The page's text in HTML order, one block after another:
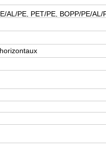
AL/PE, PET/PE, BOPP/PE/AL/